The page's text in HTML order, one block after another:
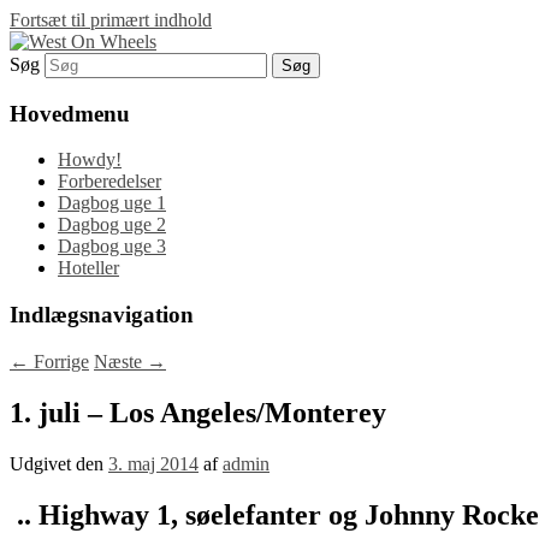
Fortsæt til primært indhold
West On Wheels
Blog om en rejse i det vestlige USA…
Søg
Hovedmenu
Howdy!
Forberedelser
Dagbog uge 1
Dagbog uge 2
Dagbog uge 3
Hoteller
Indlægsnavigation
← Forrige Næste →
1. juli – Los Angeles/Monterey
Udgivet den 3. maj 2014 afadmin
.. Highway 1, søelefanter og Johnny